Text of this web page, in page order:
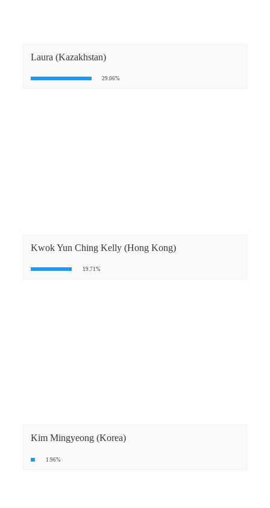
Laura (Kazakhstan)
29.06%
Kwok Yun Ching Kelly (Hong Kong)
19.71%
Kim Mingyeong (Korea)
1.96%